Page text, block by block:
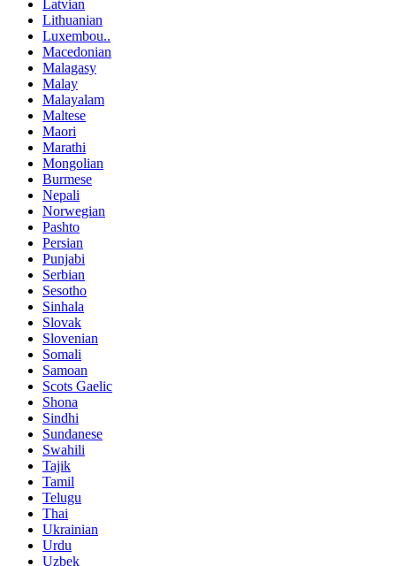
Latvian
Lithuanian
Luxembou..
Macedonian
Malagasy
Malay
Malayalam
Maltese
Maori
Marathi
Mongolian
Burmese
Nepali
Norwegian
Pashto
Persian
Punjabi
Serbian
Sesotho
Sinhala
Slovak
Slovenian
Somali
Samoan
Scots Gaelic
Shona
Sindhi
Sundanese
Swahili
Tajik
Tamil
Telugu
Thai
Ukrainian
Urdu
Uzbek